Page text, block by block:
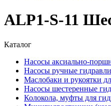
ALP1-S-11
Каталог
Насосы аксиально-
Насосы ручные
Маслобаки и рукоятки
Насосы шестеренные
Колокола, муфты для